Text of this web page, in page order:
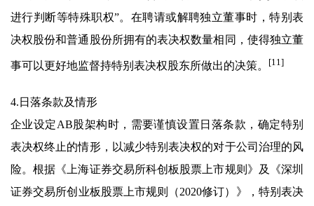
进行判断等特殊职权”。在聘请或解聘独立董事时，特别表
决权股份和普通股份所拥有的表决权数量相同，使得独立董
事可以更好地监督持特别表决权股东所做出的决策。 [11]
4.日落条款及情形
企业设定AB股架构时，需要谨慎设置日落条款，确定特别
表决权终止的情形，以减少特别表决权的对于公司治理的风
险。根据《上海证券交易所科创板股票上市规则》及《深圳
证券交易所创业板股票上市规则（2020修订）》，特别表决